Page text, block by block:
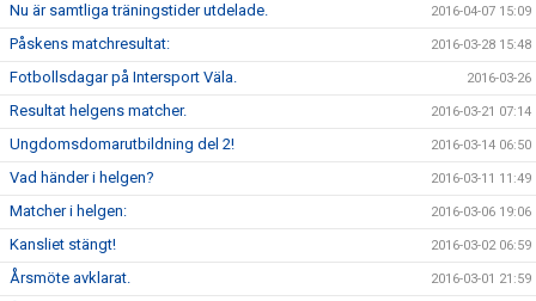
Nu är samtliga träningstider utdelade. 2016-04-07 15:09
Påskens matchresultat: 2016-03-28 15:48
Fotbollsdagar på Intersport Väla. 2016-03-26
Resultat helgens matcher. 2016-03-21 07:14
Ungdomsdomarutbildning del 2! 2016-03-14 06:50
Vad händer i helgen? 2016-03-11 11:49
Matcher i helgen: 2016-03-06 19:06
Kansliet stängt! 2016-03-02 06:59
Årsmöte avklarat. 2016-03-01 21:59